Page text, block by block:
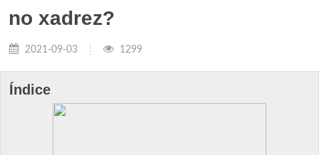
no xadrez?
2021-09-03 1299
Índice